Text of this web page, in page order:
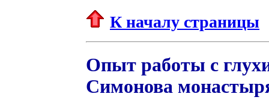
К началу страницы
Опыт работы с
Симонова